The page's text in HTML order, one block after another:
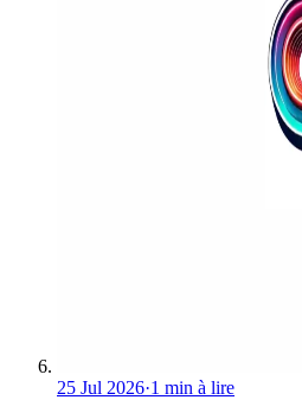
25 Jul 2026·1 min à lire